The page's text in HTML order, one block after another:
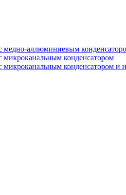
медно-аллюминиевым
микроканальным конденсатором
микроканальным конденсатором и